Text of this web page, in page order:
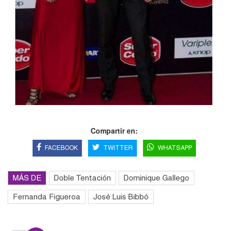
Compartir en:
FACEBOOK TWITTER WHATSAPP
MÁS DE Doble Tentación Dominique Gallego
Fernanda Figueroa José Luis Bibbó